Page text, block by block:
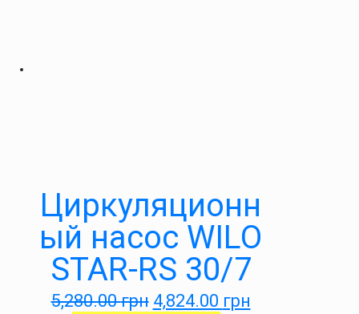
Циркуляционн
ый насос WILO
STAR-RS 30/7
5,280.00грн 4,824.00 грн